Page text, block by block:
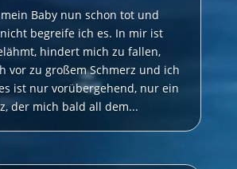
Baby nun schon tot und
begreife ich es. In mir ist
hindert mich zu fallen,
vor zu großem Schmerz und ich
ist nur vorübergehend, nur ein
der mich bald all dem...